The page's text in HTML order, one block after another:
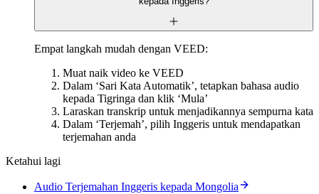
Empat langkah mudah dengan VEED:
Muat naik video ke VEED
Dalam ‘Sari Kata Automatik’, tetapkan bahasa audio
kepada Tigringa dan klik ‘Mula’
Laraskan transkrip untuk menjadikannya sempurna kata
Dalam ‘Terjemah’, pilih Inggeris untuk mendapatkan
terjemahan anda
Ketahui lagi
Audio Terjemahan Inggeris kepada Mongolia